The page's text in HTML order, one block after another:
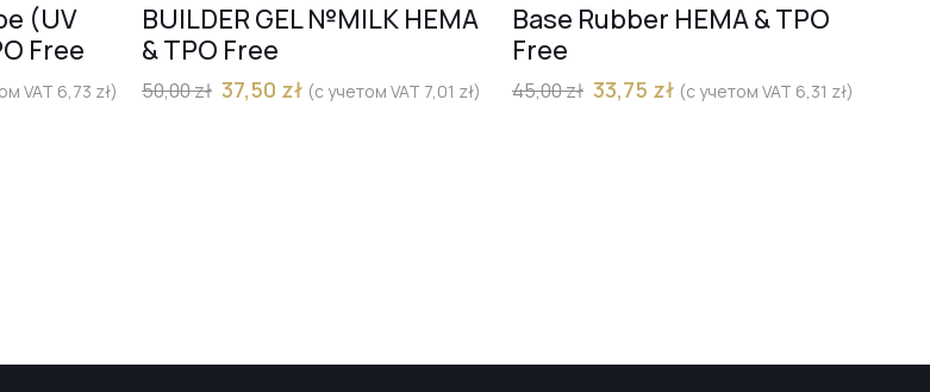
(UV
Free
VAT 6,73 zł)
BUILDER GEL №MILK HEMA
& TPO Free
50,00zł 37,50 zł (с учетом VAT 7,01 zł)
Base Rubber HEMA & TPO
Free
45,00zł 33,75 zł (с учетом VAT 6,31 zł)